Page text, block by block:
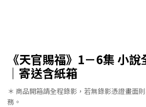
《天官賜福》1－6集 小
｜寄送含紙箱
＊ 商品開箱請全程錄影，若無錄影憑證畫面
務。